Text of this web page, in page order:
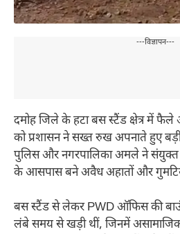
---विज्ञापन---
दमोह जिले के हटा बस स्टैंड क्षेत्र में फैले
को प्रशासन ने सख्त रुख अपनाते हुए बड़ी
पुलिस और नगरपालिका अमले ने
के आसपास बने अवैध अहातों और
बस स्टैंड से लेकर PWD ऑफिस की
लंबे समय से खड़ी थीं, जिनमें असामाजिक